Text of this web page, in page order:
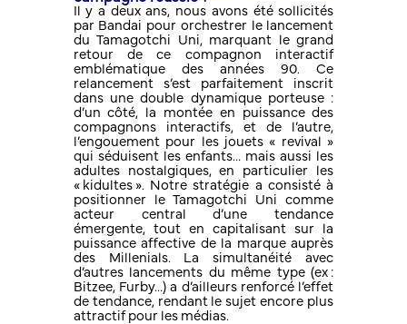
Il y a deux ans, nous avons été sollicités
par Bandai pour orchestrer le lancement
du Tamagotchi Uni, marquant le grand
retour de ce compagnon interactif
emblématique des années 90. Ce
relancement s’est parfaitement inscrit
dans une double dynamique porteuse :
d’un côté, la montée en puissance des
compagnons interactifs, et de l’autre,
l’engouement pour les jouets « revival »
qui séduisent les enfants… mais aussi les
adultes nostalgiques, en particulier les
« kidultes ». Notre stratégie a consisté à
positionner le Tamagotchi Uni comme
acteur central d’une tendance
émergente, tout en capitalisant sur la
puissance affective de la marque auprès
des Millenials. La simultanéité avec
d’autres lancements du même type (ex :
Bitzee, Furby…) a d’ailleurs renforcé l’effet
de tendance, rendant le sujet encore plus
attractif pour les médias.